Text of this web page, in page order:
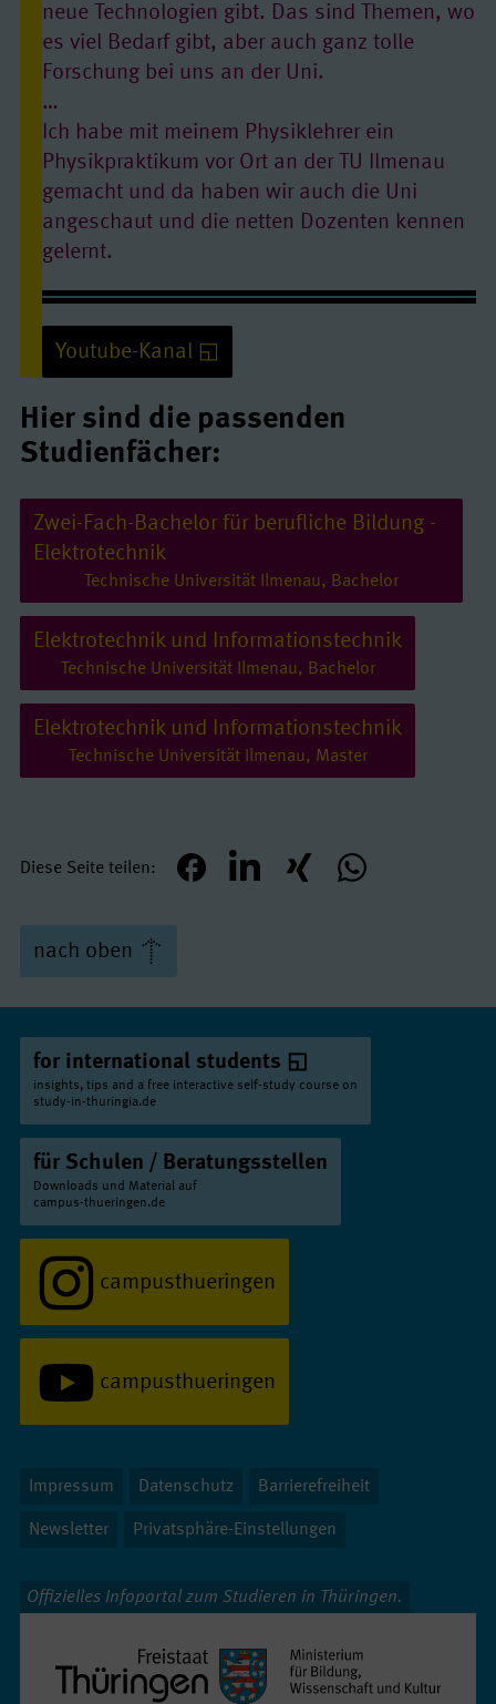
neue Technologien gibt. Das sind Themen, wo
es viel Bedarf gibt, aber auch ganz tolle
Forschung bei uns an der Uni.
…
Ich habe mit meinem Physiklehrer ein
Physikpraktikum vor Ort an der TU Ilmenau
gemacht und da haben wir auch die Uni
angeschaut und die netten Dozenten kennen
gelernt.
Youtube-Kanal
Hier sind die passenden
Studienfächer:
Zwei-Fach-Bachelor für berufliche Bildung -
Elektrotechnik
Technische Universität Ilmenau, Bachelor
Elektrotechnik und Informationstechnik
Technische Universität Ilmenau, Bachelor
Elektrotechnik und Informationstechnik
Technische Universität Ilmenau, Master
Diese Seite teilen teilen mitteilenteilen teilen
nach oben
for international students
insights, tips and a free interactive self-study course on
study-in-thuringia.de
für Schulen / Beratungsstellen
Downloads und Material auf
campus-thueringen.de
campusthueringen
campusthueringen
Impressum Datenschutz Barrierefreiheit
Newsletter Privatsphäre-Einstellungen
Offizielles Infoportal zum Studieren in Thüringen.